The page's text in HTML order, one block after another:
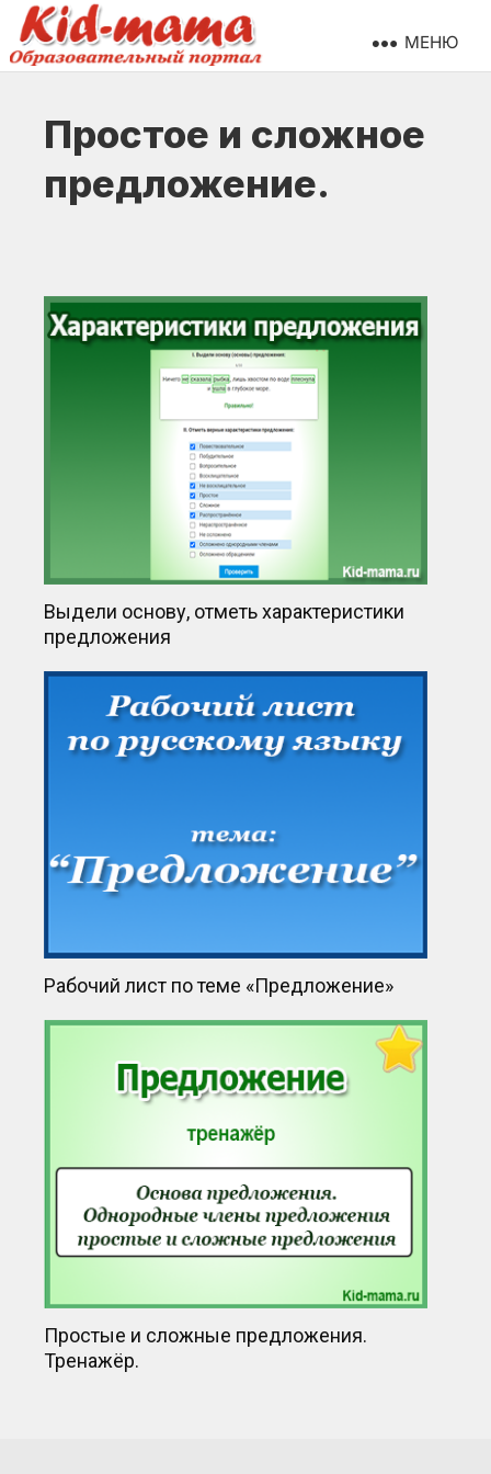
МЕНЮ
Простое и сложное
предложение.
Выдели основу, отметь характеристики
предложения
Рабочий лист по теме «Предложение»
Простые и сложные предложения.
Тренажёр.